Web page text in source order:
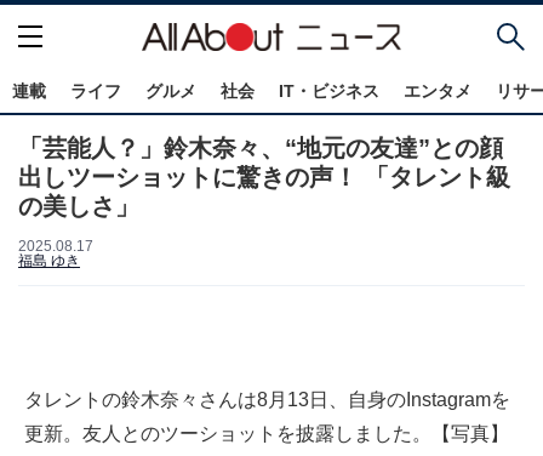
連載 ライフ グルメ 社会 IT・ビジネス エンタメ リサ
「芸能人？」鈴木奈々、“地元の友達”との顔
出しツーショットに驚きの声！ 「タレント級
の美しさ」
2025.08.17
福島 ゆき
タレントの鈴木奈々さんは8月13日、自身のInstagramを
更新。友人とのツーショットを披露しました。【写真】